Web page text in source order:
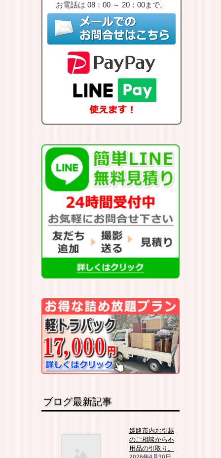
お電話は 08：00 ～ 20：00まで。
ブログ最新記事
姫路市内お引越
のご相談から不
用品の引取り。